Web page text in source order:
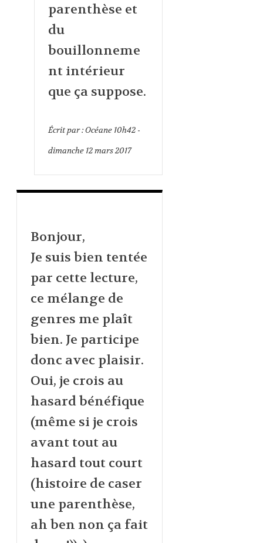
parenthèse et
du
bouillonneme
nt intérieur
que ça suppose.
Écrit par :Océane 10h42-
dimanche 12mars 2017
Bonjour,
Je suis bien tentée
par cette lecture,
ce mélange de
genres me plaît
bien. Je participe
donc avec plaisir.
Oui, je crois au
hasard bénéfique
(même si je crois
avant tout au
hasard tout court
(histoire de caser
une parenthèse,
ah ben non ça fait